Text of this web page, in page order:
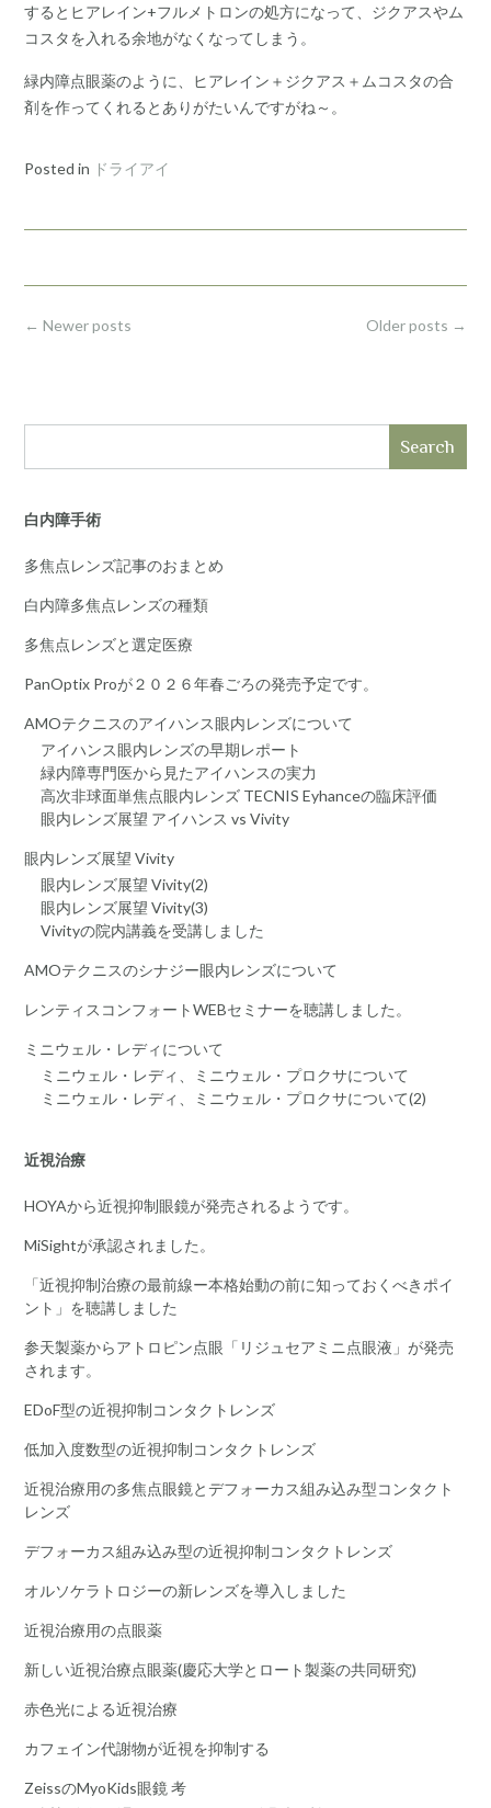
するとヒアレイン+フルメトロンの処方になって、ジクアスやム
コスタを入れる余地がなくなってしまう。
緑内障点眼薬のように、ヒアレイン＋ジクアス＋ムコスタの合
剤を作ってくれるとありがたいんですがね～。
Posted in ドライアイ
Posts
Older posts →
← Newer posts
Search
白内障手術
多焦点レンズ記事のおまとめ
白内障多焦点レンズの種類
多焦点レンズと選定医療
PanOptix Proが２０２６年春ごろの発売予定です。
AMOテクニスのアイハンス眼内レンズについて
アイハンス眼内レンズの早期レポート
緑内障専門医から見たアイハンスの実力
高次非球面単焦点眼内レンズ TECNIS Eyhanceの臨床評価
眼内レンズ展望 アイハンス vs Vivity
眼内レンズ展望 Vivity
眼内レンズ展望 Vivity(2)
眼内レンズ展望 Vivity(3)
Vivityの院内講義を受講しました
AMOテクニスのシナジー眼内レンズについて
レンティスコンフォートWEBセミナーを聴講しました。
ミニウェル・レディについて
ミニウェル・レディ、ミニウェル・プロクサについて
ミニウェル・レディ、ミニウェル・プロクサについて(2)
近視治療
HOYAから近視抑制眼鏡が発売されるようです。
MiSightが承認されました。
「近視抑制治療の最前線ー本格始動の前に知っておくべきポイ
ント」を聴講しました
参天製薬からアトロピン点眼「リジュセアミニ点眼液」が発売
されます。
EDoF型の近視抑制コンタクトレンズ
低加入度数型の近視抑制コンタクトレンズ
近視治療用の多焦点眼鏡とデフォーカス組み込み型コンタクト
レンズ
デフォーカス組み込み型の近視抑制コンタクトレンズ
オルソケラトロジーの新レンズを導入しました
近視治療用の点眼薬
新しい近視治療点眼薬(慶応大学とロート製薬の共同研究)
赤色光による近視治療
カフェイン代謝物が近視を抑制する
ZeissのMyoKids眼鏡 考